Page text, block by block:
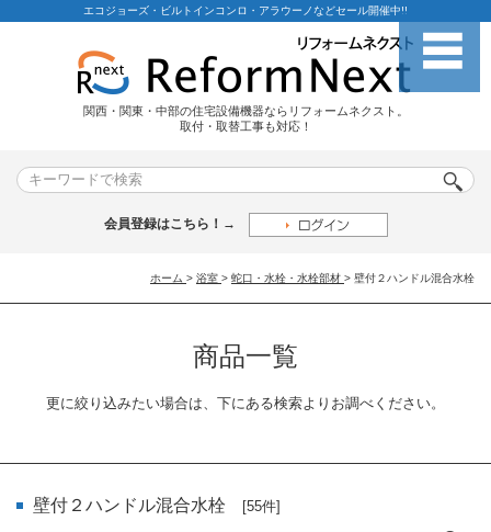
エコジョーズ・ビルトインコンロ・アラウーノなどセール開催中!!
関西・関東・中部の住宅設備機器ならリフォームネクスト。
取付・取替工事も対応！
会員登録はこちら！→
ホーム > 浴室 > 蛇口・水栓・水栓部材 > 壁付２ハンドル混合水栓
商品一覧
更に絞り込みたい場合は、下にある検索よりお調べください。
壁付２ハンドル混合水栓 [55件]